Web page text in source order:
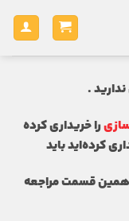
.
را خریداری کرده
کرده‌اید باید
همین قسمت مراجعه